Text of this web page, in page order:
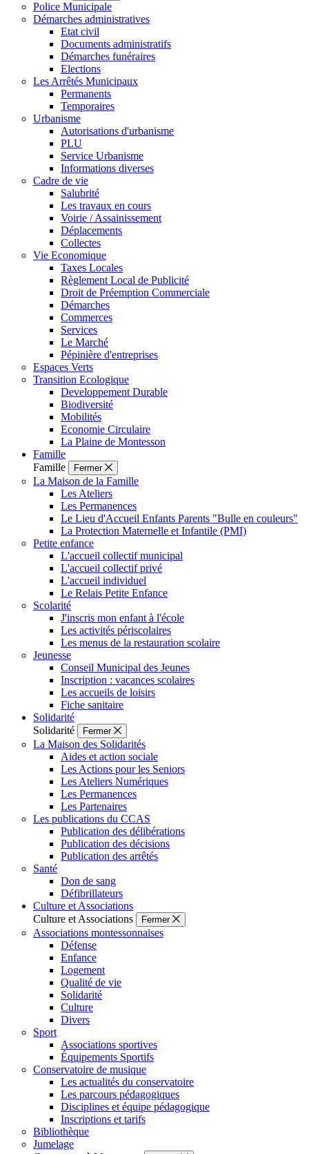
Police Municipale
Démarches administratives
Etat civil
Documents administratifs
Démarches funéraires
Elections
Les Arrêtés Municipaux
Permanents
Temporaires
Urbanisme
Autorisations d'urbanisme
PLU
Service Urbanisme
Informations diverses
Cadre de vie
Salubrité
Les travaux en cours
Voirie / Assainissement
Déplacements
Collectes
Vie Economique
Taxes Locales
Règlement Local de Publicité
Droit de Préemption Commerciale
Démarches
Commerces
Services
Le Marché
Pépinière d'entreprises
Espaces Verts
Transition Ecologique
Developpement Durable
Biodiversité
Mobilités
Economie Circulaire
La Plaine de Montesson
Famille
Famille
Fermer
La Maison de la Famille
Les Ateliers
Les Permanences
Le Lieu d'Accueil Enfants Parents "Bulle en couleurs"
La Protection Maternelle et Infantile (PMI)
Petite enfance
L'accueil collectif municipal
L'accueil collectif privé
L'accueil individuel
Le Relais Petite Enfance
Scolarité
J'inscris mon enfant à l'école
Les activités périscolaires
Les menus de la restauration scolaire
Jeunesse
Conseil Municipal des Jeunes
Inscription : vacances scolaires
Les accueils de loisirs
Fiche sanitaire
Solidarité
Solidarité
Fermer
La Maison des Solidarités
Aides et action sociale
Les Actions pour les Seniors
Les Ateliers Numériques
Les Permanences
Les Partenaires
Les publications du CCAS
Publication des délibérations
Publication des décisions
Publication des arrêtés
Santé
Don de sang
Défibrillateurs
Culture et Associations
Culture et Associations
Fermer
Associations montessonnaises
Défense
Enfance
Logement
Qualité de vie
Solidarité
Culture
Divers
Sport
Associations sportives
Équipements Sportifs
Conservatoire de musique
Les actualités du conservatoire
Les parcours pédagogiques
Disciplines et équipe pédagogique
Inscriptions et tarifs
Bibliothèque
Jumelage